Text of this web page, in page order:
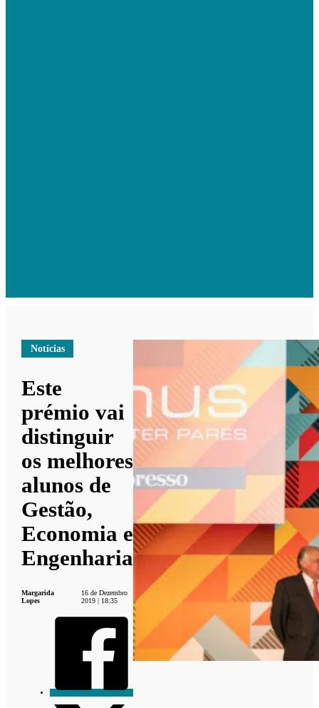
Notícias
Este
prémio vai
distinguir
os melhores
alunos de
Gestão,
Economia e
Engenharia
Margarida
Lopes
16 de Dezembro
2019 | 18:35